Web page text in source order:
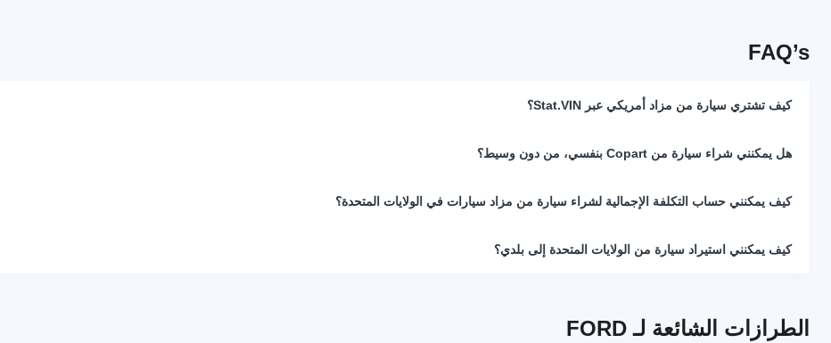
FAQ’s
كيف تشتري سيارة من مزاد أمريكي عبر Stat.VIN؟
هل يمكنني شراء سيارة من Copart بنفسي، من دون وسيط؟
كيف يمكنني حساب التكلفة الإجمالية لشراء سيارة من مزاد سيارات في الولايات المتحدة؟
كيف يمكنني استيراد سيارة من الولايات المتحدة إلى بلدي؟
الطرازات الشائعة لـ FORD